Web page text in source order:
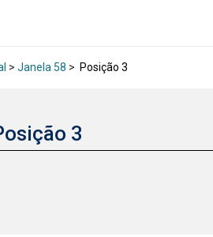
> Janela 58 > Posição 3
3